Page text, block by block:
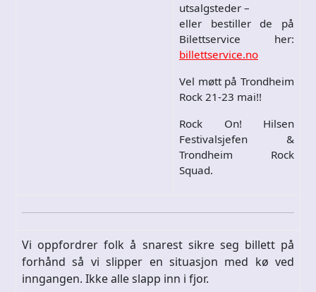
utsalgsteder –
eller bestiller de på
Bilettservice her:
billettservice.no
Vel møtt på Trondheim
Rock 21-23 mai!!
Rock On! Hilsen
Festivalsjefen &
Trondheim Rock
Squad.
Vi oppfordrer folk å snarest sikre seg billett på
forhånd så vi slipper en situasjon med kø ved
inngangen. Ikke alle slapp inn i fjor.